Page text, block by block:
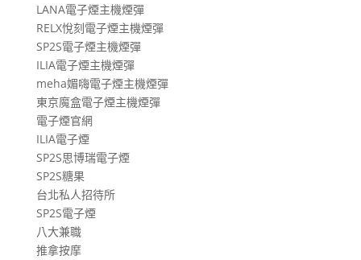
LANA電子煙主機煙彈
RELX悅刻電子煙主機煙彈
SP2S電子煙主機煙彈
ILIA電子煙主機煙彈
meha媚嗨電子煙主機煙彈
東京魔盒電子煙主機煙彈
電子煙官網
ILIA電子煙
SP2S思博瑞電子煙
SP2S糖果
台北私人招待所
SP2S電子煙
八大兼職
推拿按摩